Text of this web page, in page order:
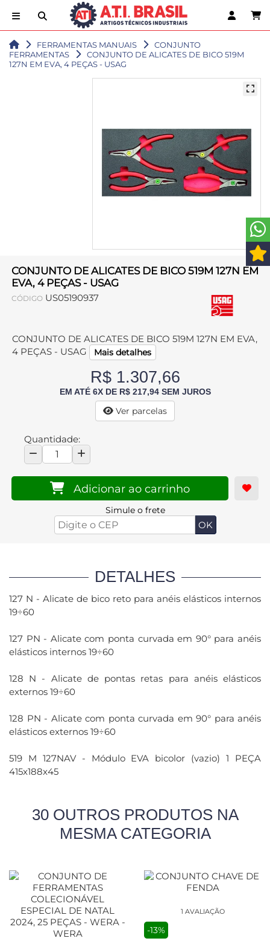
FERRAMENTAS MANUAIS
CONJUNTO
FERRAMENTAS
CONJUNTO DE ALICATES DE BICO 519M
127N EM EVA, 4 PEÇAS - USAG
CONJUNTO DE ALICATES DE BICO 519M 127N EM
EVA, 4 PEÇAS - USAG
CÓDIGO US05190937
CONJUNTO DE ALICATES DE BICO 519M 127N EM EVA,
4 PEÇAS - USAG
Mais detalhes
R$ 1.307,66
EM ATÉ 6X DE R$ 217,94 SEM JUROS
Ver parcelas
Quantidade:
Adicionar ao carrinho
Simule o frete
DETALHES
127 N - Alicate de bico reto para anéis elásticos internos
19÷60
127 PN - Alicate com ponta curvada em 90° para anéis
elásticos internos 19÷60
128 N - Alicate de pontas retas para anéis elásticos
externos 19÷60
128 PN - Alicate com ponta curvada em 90° para anéis
elásticos externos 19÷60
519 M 127NAV - Módulo EVA bicolor (vazio) 1 PEÇA
415x188x45
30 OUTROS PRODUTOS NA
MESMA CATEGORIA
1 AVALIAÇÃO
-13%